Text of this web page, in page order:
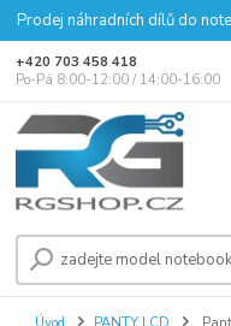
Prodej náhradních dílů do
+420 703 458 418
Po-Pá 8:00-12:00 / 14:00-16:00